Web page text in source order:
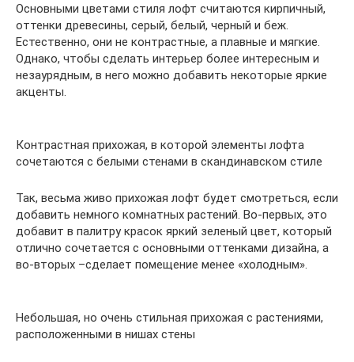
Основными цветами стиля лофт считаются кирпичный,
оттенки древесины, серый, белый, черный и беж.
Естественно, они не контрастные, а плавные и мягкие.
Однако, чтобы сделать интерьер более интересным и
незаурядным, в него можно добавить некоторые яркие
акценты.
Контрастная прихожая, в которой элементы лофта
сочетаются с белыми стенами в скандинавском стиле
Так, весьма живо прихожая лофт будет смотреться, если
добавить немного комнатных растений. Во-первых, это
добавит в палитру красок яркий зеленый цвет, который
отлично сочетается с основными оттенками дизайна, а
во-вторых –сделает помещение менее «холодным».
Небольшая, но очень стильная прихожая с растениями,
расположенными в нишах стены